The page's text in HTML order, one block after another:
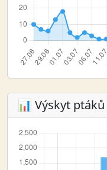
📊 Výskyt